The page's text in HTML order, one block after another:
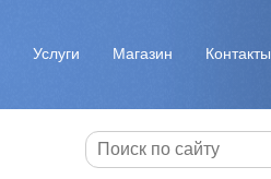
Услуги Магазин Контакты